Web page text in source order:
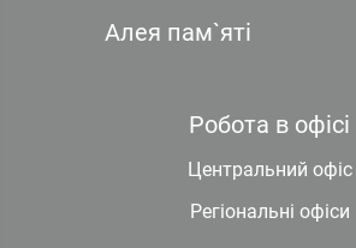
Алея пам`яті
Робота в офісі
Центральний офіс
Регіональні офіси